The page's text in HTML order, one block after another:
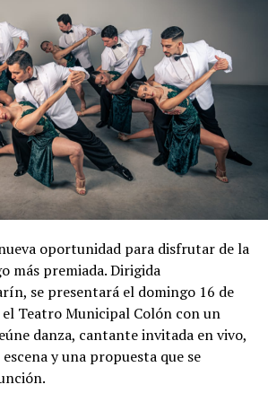
oportunidad para disfrutar de la
más premiada. Dirigida
se presentará el domingo 16 de
el Teatro Municipal Colón con un
danza, cantante invitada en vivo,
y una propuesta que se